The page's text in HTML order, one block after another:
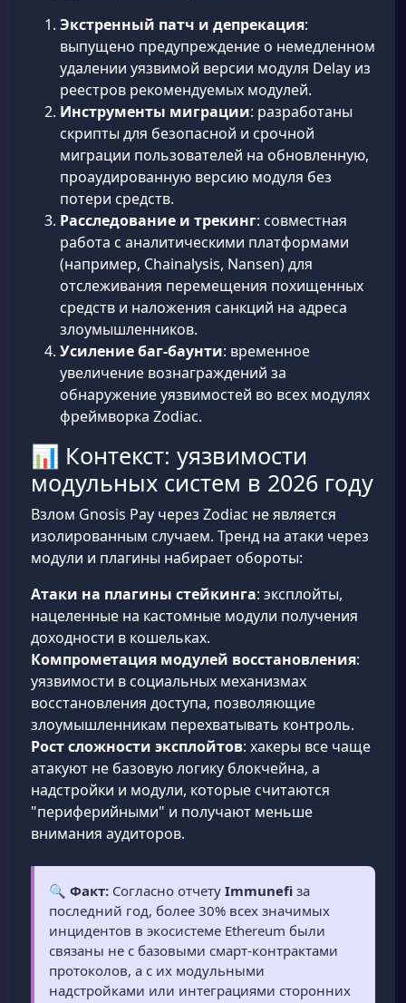
Экстренный патч и депрекация:
выпущено предупреждение о немедленном
удалении уязвимой версии модуля Delay из
реестров рекомендуемых модулей.
Инструменты миграции: разработаны
скрипты для безопасной и срочной
миграции пользователей на обновленную,
проаудированную версию модуля без
потери средств.
Расследование и трекинг: совместная
работа с аналитическими платформами
(например, Chainalysis, Nansen) для
отслеживания перемещения похищенных
средств и наложения санкций на адреса
злоумышленников.
Усиление баг-баунти: временное
увеличение вознаграждений за
обнаружение уязвимостей во всех модулях
фреймворка Zodiac.
📊 Контекст: уязвимости
модульных систем в 2026 году
Взлом Gnosis Pay через Zodiac не является
изолированным случаем. Тренд на атаки через
модули и плагины набирает обороты:
Атаки на плагины стейкинга: эксплойты,
нацеленные на кастомные модули получения
доходности в кошельках.
Компрометация модулей восстановления:
уязвимости в социальных механизмах
восстановления доступа, позволяющие
злоумышленникам перехватывать контроль.
Рост сложности эксплойтов: хакеры все чаще
атакуют не базовую логику блокчейна, а
надстройки и модули, которые считаются
"периферийными" и получают меньше
внимания аудиторов.
🔍 Факт: Согласно отчету Immunefi за
последний год, более 30% всех значимых
инцидентов в экосистеме Ethereum были
связаны не с базовыми смарт-контрактами
протоколов, а с их модульными
надстройками или интеграциями сторонних